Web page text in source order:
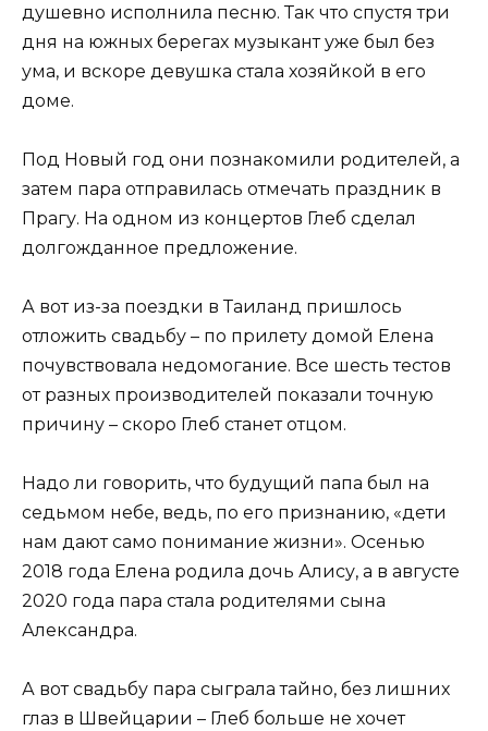
душевно исполнила песню. Так что спустя три
дня на южных берегах музыкант уже был без
ума, и вскоре девушка стала хозяйкой в его
доме.
Под Новый год они познакомили родителей, а
затем пара отправилась отмечать праздник в
Прагу. На одном из концертов Глеб сделал
долгожданное предложение.
А вот из-за поездки в Таиланд пришлось
отложить свадьбу – по прилету домой Елена
почувствовала недомогание. Все шесть тестов
от разных производителей показали точную
причину – скоро Глеб станет отцом.
Надо ли говорить, что будущий папа был на
седьмом небе, ведь, по его признанию, «дети
нам дают само понимание жизни». Осенью
2018 года Елена родила дочь Алису, а в августе
2020 года пара стала родителями сына
Александра.
А вот свадьбу пара сыграла тайно, без лишних
глаз в Швейцарии – Глеб больше не хочет